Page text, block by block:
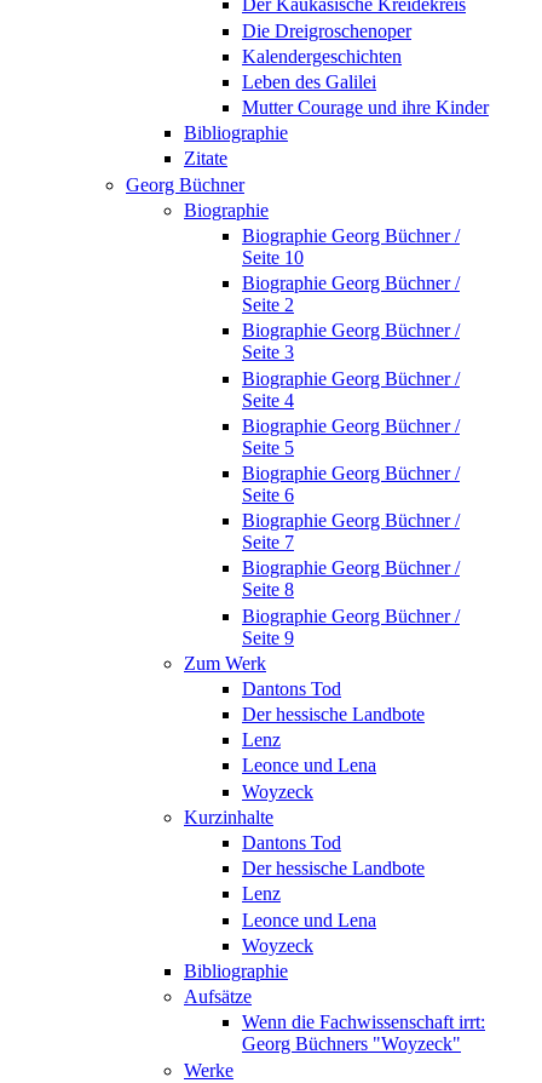
Der Kaukasische Kreidekreis
Die Dreigroschenoper
Kalendergeschichten
Leben des Galilei
Mutter Courage und ihre Kinder
Bibliographie
Zitate
Georg Büchner
Biographie
Biographie Georg Büchner /
Seite 10
Biographie Georg Büchner /
Seite 2
Biographie Georg Büchner /
Seite 3
Biographie Georg Büchner /
Seite 4
Biographie Georg Büchner /
Seite 5
Biographie Georg Büchner /
Seite 6
Biographie Georg Büchner /
Seite 7
Biographie Georg Büchner /
Seite 8
Biographie Georg Büchner /
Seite 9
Zum Werk
Dantons Tod
Der hessische Landbote
Lenz
Leonce und Lena
Woyzeck
Kurzinhalte
Dantons Tod
Der hessische Landbote
Lenz
Leonce und Lena
Woyzeck
Bibliographie
Aufsätze
Wenn die Fachwissenschaft irrt:
Georg Büchners "Woyzeck"
Werke